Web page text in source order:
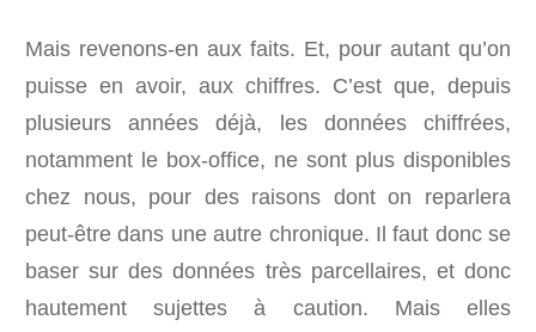
Mais revenons-en aux faits. Et, pour autant qu’on
puisse en avoir, aux chiffres. C’est que, depuis
plusieurs années déjà, les données chiffrées,
notamment le box-office, ne sont plus disponibles
chez nous, pour des raisons dont on reparlera
peut-être dans une autre chronique. Il faut donc se
baser sur des données très parcellaires, et donc
hautement sujettes à caution. Mais elles